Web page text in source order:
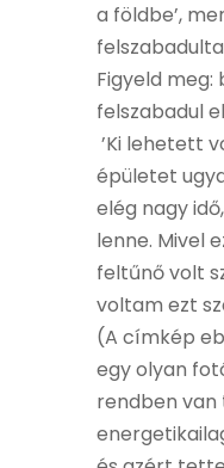
a földbe’,
Figyeld meg:
felszabadul
’Ki lehetett
épületet
elég nagy
lenne. Mivel
feltűnő volt
voltam ezt
(A címkép
egy olyan
rendben van